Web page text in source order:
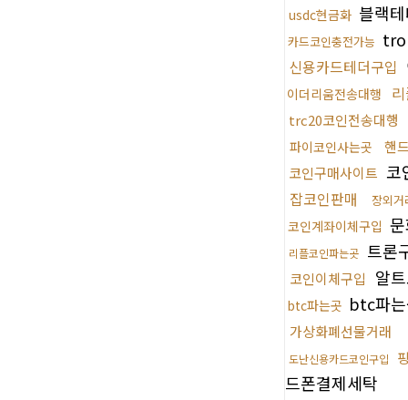
usdc현금화 블랙
카드코인충전가능
신용카드테더구입
이더리움전송대행
trc20코인전송대행
파이코인사는곳
핸
코인구매사이트 코
잡코인판매 장외거
코인계좌이체구입
리플코인파는곳 트론
코인이체구입 알
btc파는곳 btc파
가상화폐선물거래
도난신용카드코인구입
드폰결제세탁